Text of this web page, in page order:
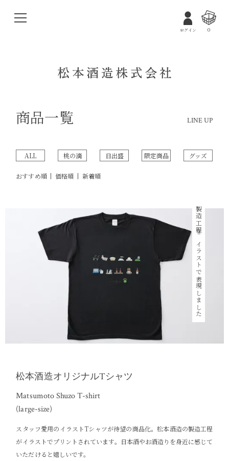
ログイン 0
商品一覧 LINE UP
ALL 桃の滴 日出盛 限定商品 グッズ
おすすめ順 価格順 新着順
製造工程をイラストで表現しました
松本酒造オリジナルTシャツ
Matsumoto Shuzo T-shirt
(large-size)
スタッフ愛用のイラストTシャツが待望の商品化。松本酒造の製造工程
がイラストでプリントされています。日本酒やお酒造りを身近に感じて
いただけると嬉しいです。